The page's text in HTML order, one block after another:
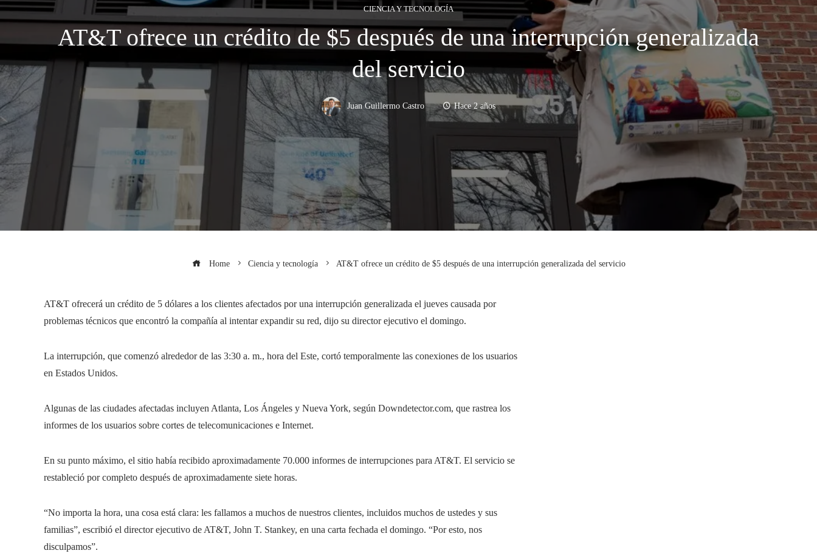
CIENCIA Y TECNOLOGÍA
AT&T ofrece un crédito de $5 después de una interrupción generalizada
del servicio
Juan Guillermo Castro Hace 2 años
Home Ciencia y tecnología AT&T ofrece un crédito de $5 después de una interrupción generalizada del servicio
AT&T ofrecerá un crédito de 5 dólares a los clientes afectados por una interrupción generalizada el jueves causada por
problemas técnicos que encontró la compañía al intentar expandir su red, dijo su director ejecutivo el domingo.
La interrupción, que comenzó alrededor de las 3:30 a. m., hora del Este, cortó temporalmente las conexiones de los usuarios
en Estados Unidos.
Algunas de las ciudades afectadas incluyen Atlanta, Los Ángeles y Nueva York, según Downdetector.com, que rastrea los
informes de los usuarios sobre cortes de telecomunicaciones e Internet.
En su punto máximo, el sitio había recibido aproximadamente 70.000 informes de interrupciones para AT&T. El servicio se
restableció por completo después de aproximadamente siete horas.
“No importa la hora, una cosa está clara: les fallamos a muchos de nuestros clientes, incluidos muchos de ustedes y sus
familias”, escribió el director ejecutivo de AT&T, John T. Stankey, en una carta fechada el domingo. “Por esto, nos
disculpamos”.